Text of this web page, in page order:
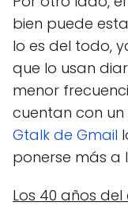
bien puede
lo es del todo,
que lo usan
menor
cuentan con un
Gtalk de Gmail
ponerse más a
Los 40 años